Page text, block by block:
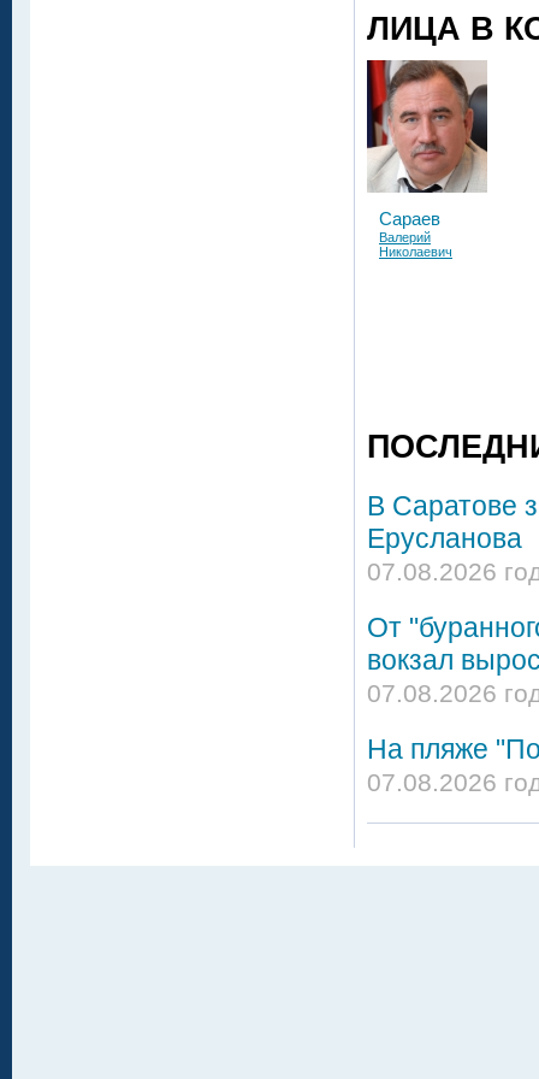
ЛИЦА В
Сараев
Валерий
Николаевич
В Саратове
Ерусланова
07.08.2026
От
вокзал
07.08.2026
На пляже
07.08.2026